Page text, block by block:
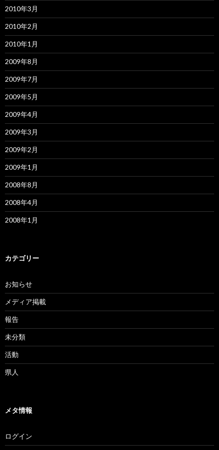
2010年3月
2010年2月
2010年1月
2009年8月
2009年7月
2009年5月
2009年4月
2009年3月
2009年2月
2009年1月
2008年8月
2008年4月
2008年1月
カテゴリー
お知らせ
メディア掲載
報告
未分類
活動
県人
メタ情報
ログイン